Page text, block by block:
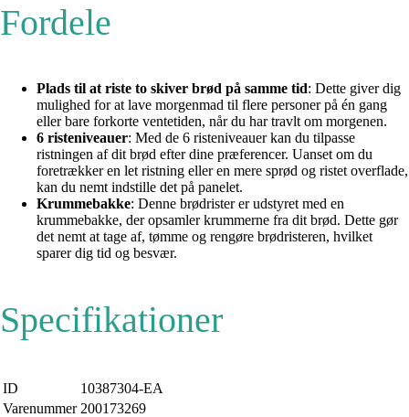
Fordele
Plads til at riste to skiver brød på samme tid: Dette giver dig
mulighed for at lave morgenmad til flere personer på én gang
eller bare forkorte ventetiden, når du har travlt om morgenen.
6 risteniveauer: Med de 6 risteniveauer kan du tilpasse
ristningen af dit brød efter dine præferencer. Uanset om du
foretrækker en let ristning eller en mere sprød og ristet overflade,
kan du nemt indstille det på panelet.
Krummebakke: Denne brødrister er udstyret med en
krummebakke, der opsamler krummerne fra dit brød. Dette gør
det nemt at tage af, tømme og rengøre brødristeren, hvilket
sparer dig tid og besvær.
Specifikationer
ID
10387304-EA
Varenummer 200173269